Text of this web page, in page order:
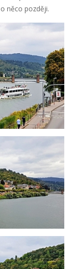
něco později.